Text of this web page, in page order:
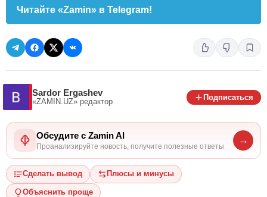
Читайте «Zamin» в Telegram!
Sardor Ergashev
«ZAMIN.UZ» редактор
Подписаться
Обсудите с Zamin AI
Проанализируйте новость, получите полезные ответы
→
Сделать вывод Плюсы и минусы
Объяснить проще